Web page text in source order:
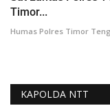
Timor...
Humas Polres Timor
KAPOLDA NTT